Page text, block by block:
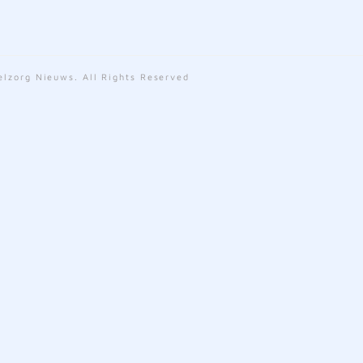
Nieuws. All Rights Reserved